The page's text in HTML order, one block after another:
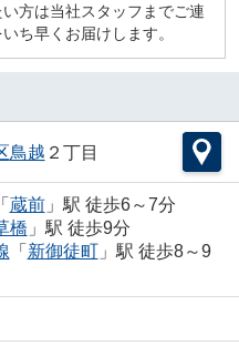
方は当社スタッフまでご連
ち早くお届けします。
鳥越 ２丁目
「 蔵前」駅 徒歩6～7分
橋 」駅 徒歩9分
「 新御徒町」駅 徒歩8～9